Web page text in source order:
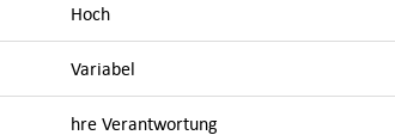
Hoch
Variabel
hre Verantwortung